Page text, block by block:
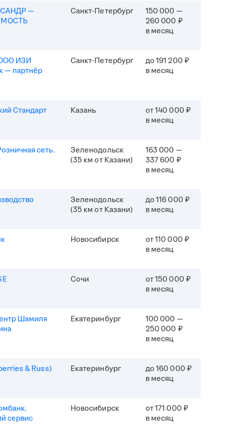
—
Санкт-Петербург
150 000 —
260 000 ₽
в месяц
ИЗИ
— партнёр
Санкт-Петербург
до 191 200 ₽
в месяц
Стандарт Казань
от 140 000 ₽
в месяц
сеть.
Зеленодольск
(35 км от Казани)
163 000 —
337 600 ₽
в месяц
Зеленодольск
(35 км от Казани)
до 116 000 ₽
в месяц
Новосибирск
от 110 000 ₽
в месяц
Сочи
от 150 000 ₽
в месяц
Шамиля
Екатеринбург
100 000 —
250 000 ₽
в месяц
& Russ) Екатеринбург
до 160 000 ₽
в месяц
сервис
Новосибирск
от 171 000 ₽
в месяц